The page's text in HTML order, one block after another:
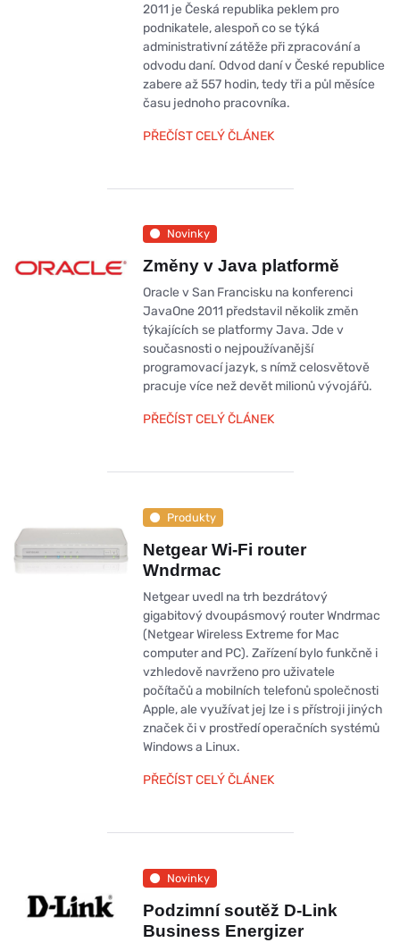
2011 je Česká republika peklem pro
podnikatele, alespoň co se týká
administrativní zátěže při zpracování a
odvodu daní. Odvod daní v České republice
zabere až 557 hodin, tedy tři a půl měsíce
času jednoho pracovníka.
PŘEČÍST CELÝ ČLÁNEK
Novinky
Změny v Java platformě
Oracle v San Francisku na konferenci
JavaOne 2011 představil několik změn
týkajících se platformy Java. Jde v
současnosti o nejpoužívanější
programovací jazyk, s nímž celosvětově
pracuje více než devět milionů vývojářů.
PŘEČÍST CELÝ ČLÁNEK
Produkty
Netgear Wi-Fi router
Wndrmac
Netgear uvedl na trh bezdrátový
gigabitový dvoupásmový router Wndrmac
(Netgear Wireless Extreme for Mac
computer and PC). Zařízení bylo funkčně i
vzhledově navrženo pro uživatele
počítačů a mobilních telefonů společnosti
Apple, ale využívat jej lze i s přístroji jiných
značek či v prostředí operačních systémů
Windows a Linux.
PŘEČÍST CELÝ ČLÁNEK
Novinky
Podzimní soutěž D-Link
Business Energizer